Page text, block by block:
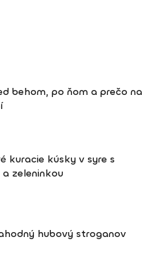
behom, po ňom a prečo na
kuracie kúsky v syre s
zeleninkou
hubový stroganov